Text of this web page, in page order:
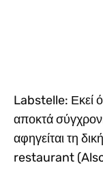
Labstelle: Εκεί
αποκτά
αφηγείται τη
restaurant